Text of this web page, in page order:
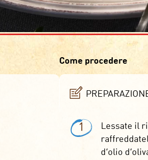
Come procedere
1
Lessate il
d’olio